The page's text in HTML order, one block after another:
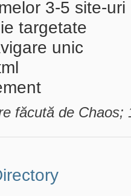
3-5 site-
targetate
unic
făcută de